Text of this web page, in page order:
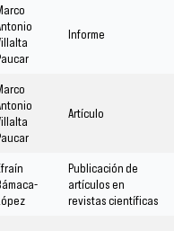
Informe
Artículo
Publicación de
artículos en
revistas científicas